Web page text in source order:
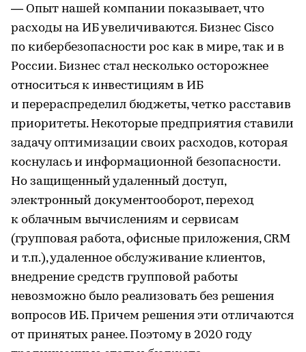
— Опыт нашей компании показывает, что
расходы на ИБ увеличиваются. Бизнес Cisco
по кибербезопасности рос как в мире, так и в
России. Бизнес стал несколько осторожнее
относиться к инвестициям в ИБ
и перераспределил бюджеты, четко расставив
приоритеты. Некоторые предприятия ставили
задачу оптимизации своих расходов, которая
коснулась и информационной безопасности.
Но защищенный удаленный доступ,
электронный документооборот, переход
к облачным вычислениям и сервисам
(групповая работа, офисные приложения, CRM
и т.п.), удаленное обслуживание клиентов,
внедрение средств групповой работы
невозможно было реализовать без решения
вопросов ИБ. Причем решения эти отличаются
от принятых ранее. Поэтому в 2020 году